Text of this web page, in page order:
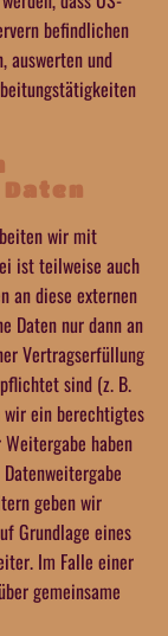
befindlichen
auswerten und
wir mit
ist teilweise auch
an diese externen
Daten nur dann an
Vertragserfüllung
sind (z. B.
wir ein berechtigtes
haben
geben wir
Grundlage eines
Im Falle einer
gemeinsame